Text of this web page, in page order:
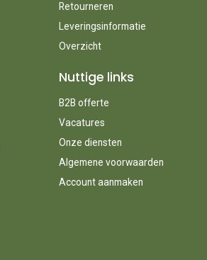
Retourneren
Leveringsinformatie
Overzicht
Nuttige links
B2B offerte
Vacatures
Onze diensten
Algemene voorwaarden
Account aanmaken